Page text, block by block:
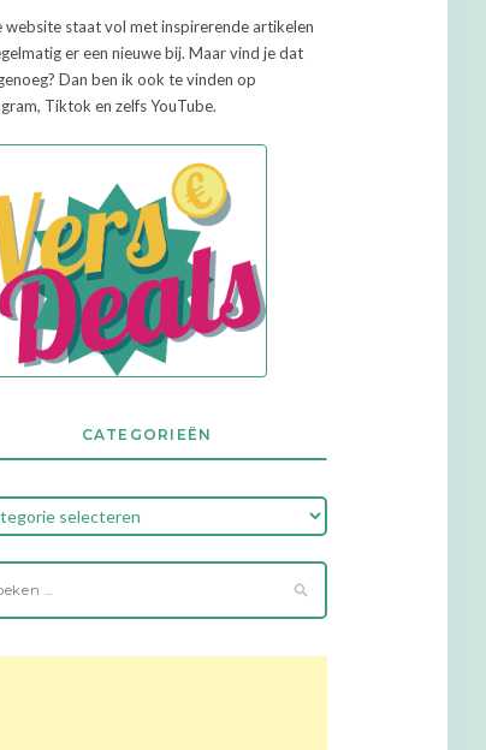
website staat vol met inspirerende artikelen
er een nieuwe bij. Maar vind je dat
Dan ben ik ook te vinden op
Tiktok en zelfs YouTube.
CATEGORIEËN